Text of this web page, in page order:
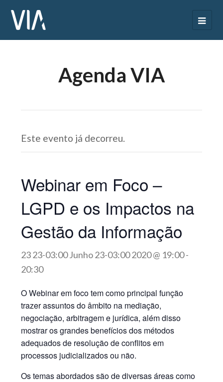
Agenda VIA
Este evento já decorreu.
Webinar em Foco –
LGPD e os Impactos na
Gestão da Informação
23 23-03:00 Junho 23-03:00 2020 @ 19:00-
20:30
O Webinar em foco tem como principal função
trazer assuntos do âmbito na mediação,
negociação, arbitragem e jurídica, além disso
mostrar os grandes benefícios dos métodos
adequados de resolução de conflitos em
processos judicializados ou não.
Os temas abordados são de diversas áreas como